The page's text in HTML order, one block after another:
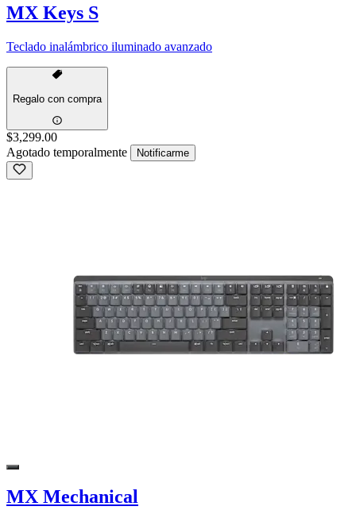
MX Keys S
Teclado inalámbrico iluminado avanzado
Regalo con compra
$3,299.00
Agotado temporalmente
Notificarme
MX Mechanical